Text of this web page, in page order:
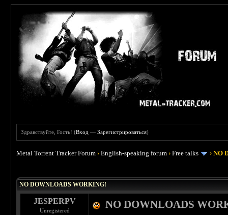
Здравствуйте, Гость! (Вход —Зарегистрироваться)
Metal Torrent Tracker Forum ›English-speaking forum ›Free talks ›NO
NO DOWNLOADS WORKING!
JESPERPV
Unregistered
NO DOWNLOADS